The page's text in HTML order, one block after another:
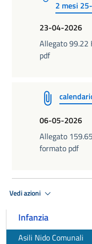
2 mesi
23-04-2026
Allegato 99.22
pdf
06-05-2026
Allegato
formato pdf
Vedi azioni
Infanzia
Asili Nido Comunali